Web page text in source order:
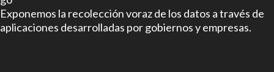
Exponemos la recolección voraz de los datos a través de
aplicaciones desarrolladas por gobiernos y empresas.